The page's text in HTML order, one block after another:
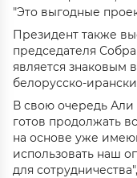
"Это выгодные
Президент также
председателя
является знаковым
белорусско-
В свою очередь
готов продолжать
на основе уже
использовать наш
для